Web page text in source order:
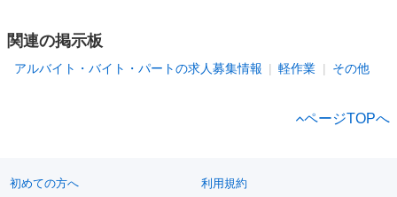
関連の掲示板
アルバイト・バイト・パートの求人募集情報 軽作業 その他
ページTOPへ
初めての方へ 利用規約